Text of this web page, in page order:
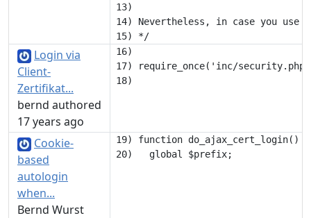
13)
14) Nevertheless, in case you
Login via
Client-
Zertifikat...
bernd authored
17 years ago
16)
17) require_once('inc/
Cookie-
based
autologin
when...
Bernd Wurst
19) function do_ajax_cert_login() {